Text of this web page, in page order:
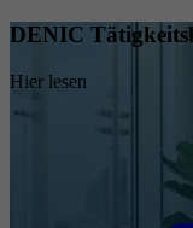
DENIC
Hier lesen